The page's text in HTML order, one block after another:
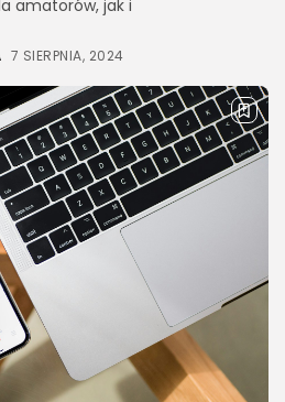
amatorów, jak i
7 SIERPNIA, 2024